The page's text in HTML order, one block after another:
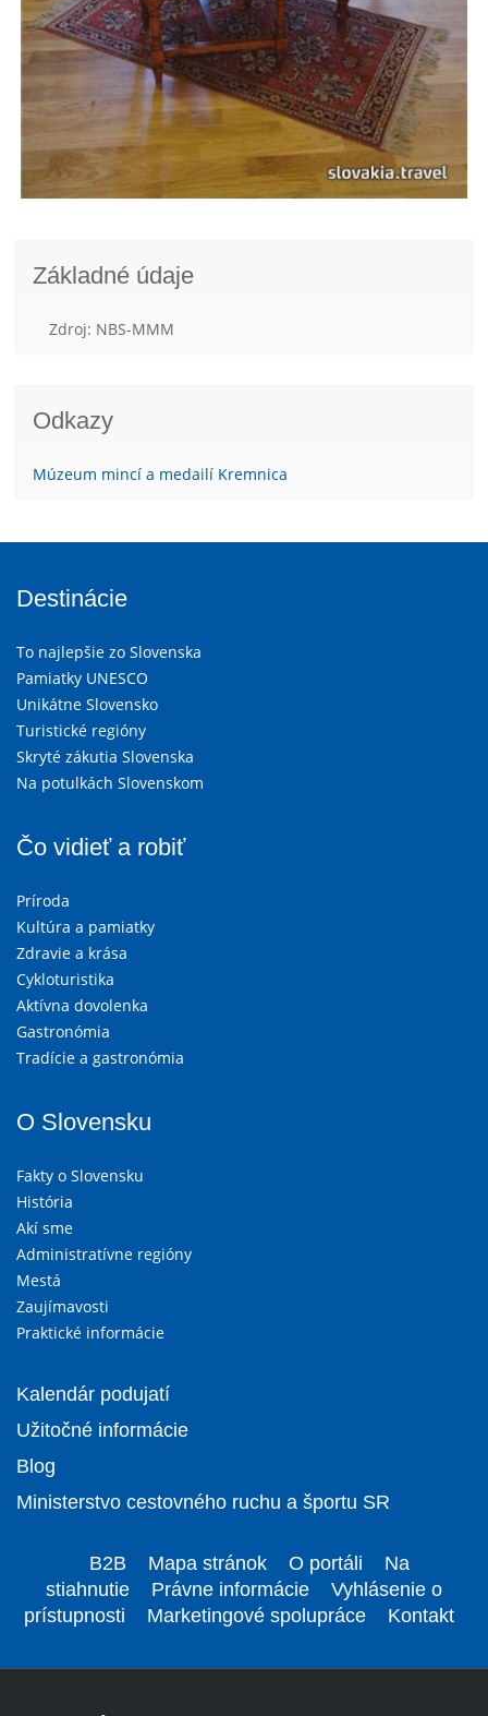
Základné údaje
Zdroj: NBS-MMM
Odkazy
Múzeum mincí a medailí Kremnica
Destinácie
To najlepšie zo Slovenska
Pamiatky UNESCO
Unikátne Slovensko
Turistické regióny
Skryté zákutia Slovenska
Na potulkách Slovenskom
Čo vidieť a robiť
Príroda
Kultúra a pamiatky
Zdravie a krása
Cykloturistika
Aktívna dovolenka
Gastronómia
Tradície a gastronómia
O Slovensku
Fakty o Slovensku
História
Akí sme
Administratívne regióny
Mestá
Zaujímavosti
Praktické informácie
Kalendár podujatí
Užitočné informácie
Blog
Ministerstvo cestovného ruchu a športu SR
B2B Mapa stránok O portáli
Na
stiahnutie
Právne informácie
Vyhlásenie o
prístupnosti
Marketingové spolupráce Kontakt